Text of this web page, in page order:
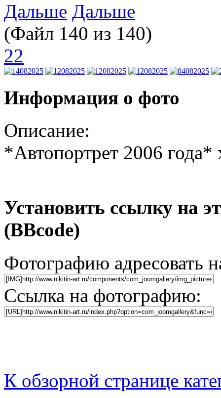
Дальше
(Файл 140 из 140)
22
Информация о фото
Описание:
*Автопортрет 2006
Установить ссылку на
(BBcode)
Фотографию адресовать
Ссылка на фотографию:
К обзорной странице